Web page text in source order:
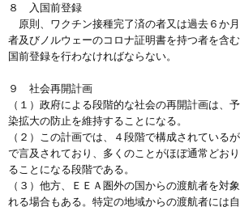
８ 入国前登録
原則、ワクチン接種完了済の者又は過去６か
者及びノルウェーのコロナ証明書を持つ者を含
国前登録を行わなければならない。
９ 社会再開計画
（１）政府による段階的な社会の再開計画は、
染拡大の防止を維持することになる。
（２）この計画では、４段階で構成されている
で言及されており、多くのことがほぼ通常どお
ることになる段階である。
（３）他方、ＥＥＡ圏外の国からの渡航者を対
れる場合もある。特定の地域からの渡航者には